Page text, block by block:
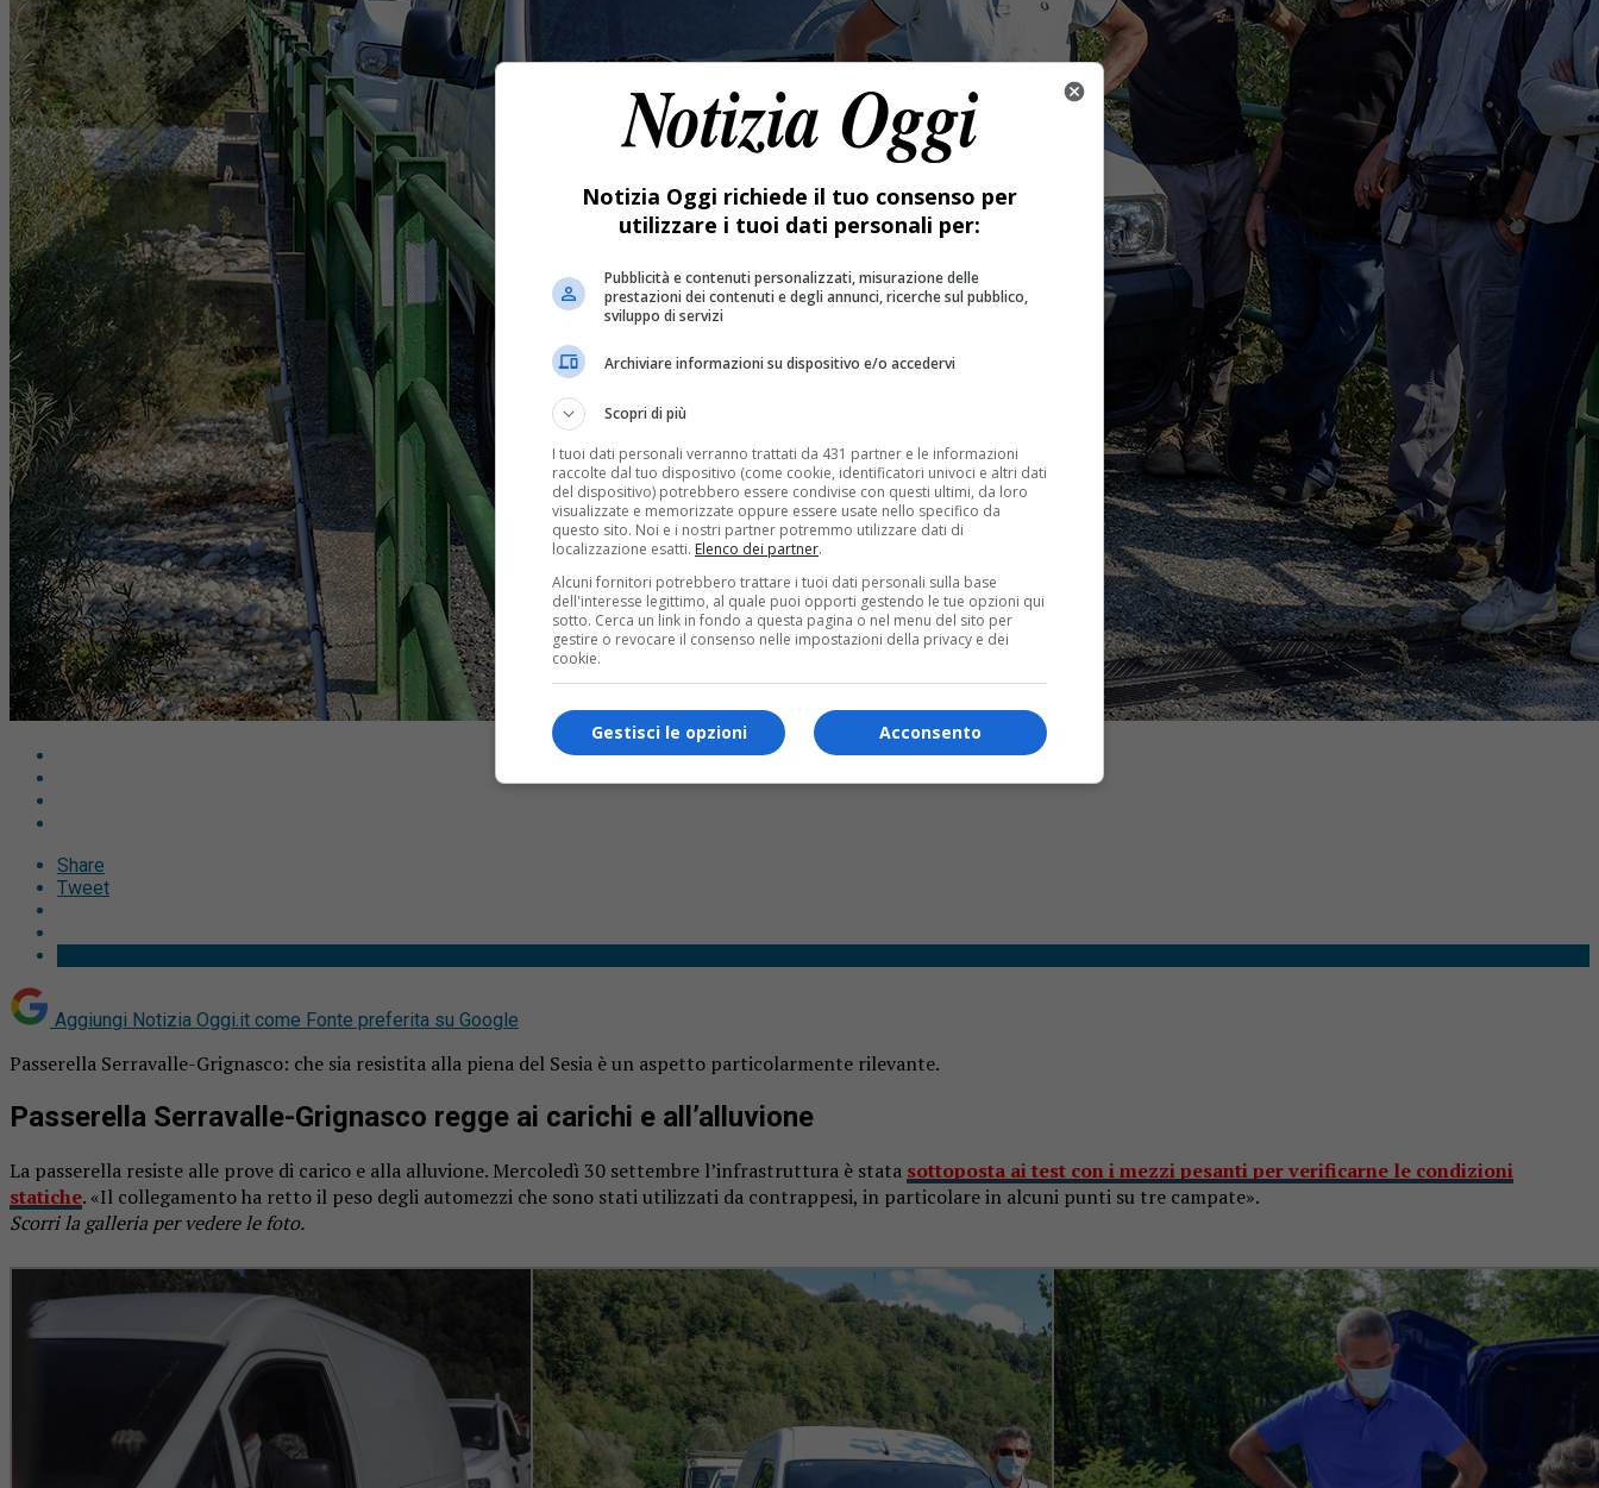
Share
Tweet
Aggiungi Notizia Oggi.it come Fonte preferita su Google
Passerella Serravalle-Grignasco: che sia resistita alla piena del Sesia è un aspetto particolarmente rilevante.
Passerella Serravalle-Grignasco regge ai carichi e all’alluvione
La passerella resiste alle prove di carico e alla alluvione. Mercoledì 30 settembre l’infrastruttura è stata sottoposta ai test con i mezzi pesanti per verificarne le condizioni
statiche. «Il collegamento ha retto il peso degli automezzi che sono stati utilizzati da contrappesi, in particolare in alcuni punti su tre campate».
Scorri la galleria per vedere le foto.
Notizia Oggi richiede il tuo consenso per
utilizzare i tuoi dati personali per:
Pubblicità e contenuti personalizzati, misurazione delle
prestazioni dei contenuti e degli annunci, ricerche sul pubblico,
sviluppo di servizi
Archiviare informazioni su dispositivo e/o accedervi
Scopri di più
I tuoi dati personali verranno trattati da 431 partner e le informazioni
raccolte dal tuo dispositivo (come cookie, identificatori univoci e altri dati
del dispositivo) potrebbero essere condivise con questi ultimi, da loro
visualizzate e memorizzate oppure essere usate nello specifico da
questo sito. Noi e i nostri partner potremmo utilizzare dati di
localizzazione esatti. Elenco dei partner.
Alcuni fornitori potrebbero trattare i tuoi dati personali sulla base
dell'interesse legittimo, al quale puoi opporti gestendo le tue opzioni qui
sotto. Cerca un link in fondo a questa pagina o nel menu del sito per
gestire o revocare il consenso nelle impostazioni della privacy e dei
cookie.
Acconsento
Gestisci le opzioni